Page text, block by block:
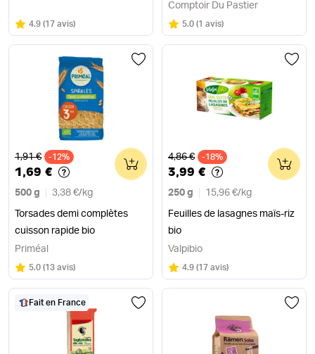
Note
4.9 sur 5
(17 avis)
Comptoir Du Pastier
Note
5.0 sur 5
(1 avis)
Ancien prix
1,91 € -12%
1,69 €
500 g 3,38 €/ kg
Torsades demi complètes
cuisson rapide bio
0
Priméal
Note
5.0 sur 5
(13 avis)
Ancien prix
4,86 € -18%
3,99 €
250 g 15,96 €/ kg
Feuilles de lasagnes maïs-riz
bio
0
Valpibio
Note
4.9 sur 5
(17 avis)
Fait en France